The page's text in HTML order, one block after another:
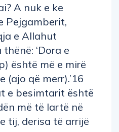
A nuk e ke
Pejgamberit,
e Allahut
‘Dora e
është më e mirë
(ajo që merr).’16
e besimtarit është
më të lartë në
tij, derisa të arrijë